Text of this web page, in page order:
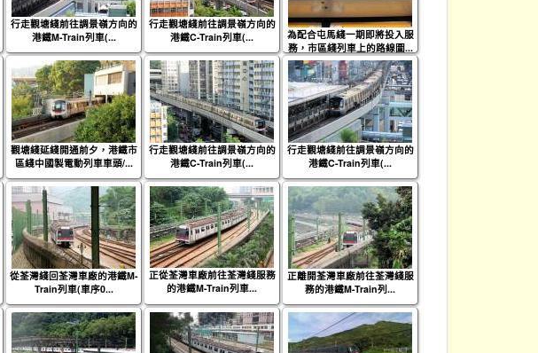
行走觀塘綫前往調景嶺方向的
港鐵M-Train列車(...
行走觀塘綫前往調景嶺方向的
港鐵C-Train列車(...
為配合屯馬綫一期即將投入服
務，市區綫列車上的路線圖...
觀塘綫延綫開通前夕，港鐵市
區綫中國製電動列車車頭/...
行走觀塘綫前往調景嶺方向的
港鐵C-Train列車(...
行走觀塘綫前往調景嶺方向的
港鐵C-Train列車(...
從荃灣綫回荃灣車廠的港鐵M-
Train列車(車序0...
正從荃灣車廠前往荃灣綫服務
的港鐵M-Train列車...
正離開荃灣車廠前往荃灣綫服
務的港鐵M-Train列...